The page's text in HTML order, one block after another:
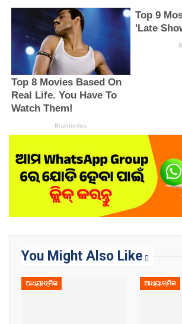
You Might Also Like
ଆଧ୍ୟାତ୍ମିକ ଆଧ୍ୟାତ୍ମିକ